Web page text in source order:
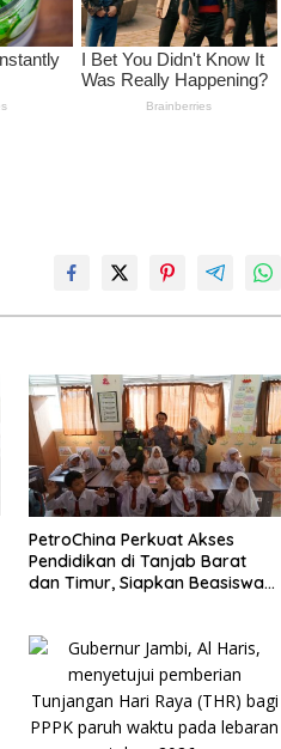
PetroChina Perkuat Akses
Pendidikan di Tanjab Barat
dan Timur, Siapkan Beasiswa